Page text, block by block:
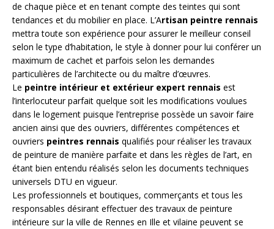
de chaque pièce et en tenant compte des teintes qui sont
tendances et du mobilier en place. L’Artisan peintre rennais
mettra toute son expérience pour assurer le meilleur conseil
selon le type d’habitation, le style à donner pour lui conférer un
maximum de cachet et parfois selon les demandes
particulières de l’architecte ou du maître d’œuvres.
Le peintre intérieur et extérieur expert rennais est
l’interlocuteur parfait quelque soit les modifications voulues
dans le logement puisque l’entreprise possède un savoir faire
ancien ainsi que des ouvriers, différentes compétences et
ouvriers peintres rennais qualifiés pour réaliser les travaux
de peinture de manière parfaite et dans les règles de l’art, en
étant bien entendu réalisés selon les documents techniques
universels DTU en vigueur.
Les professionnels et boutiques, commerçants et tous les
responsables désirant effectuer des travaux de peinture
intérieure sur la ville de Rennes en Ille et vilaine peuvent se